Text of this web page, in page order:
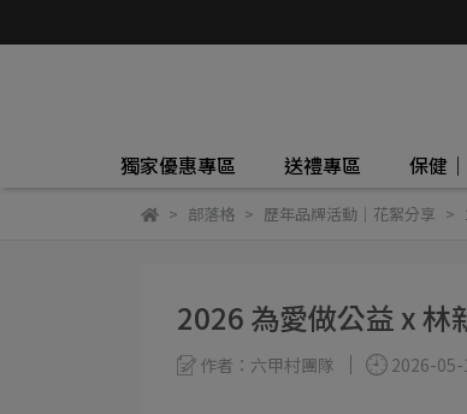
獨家優惠專區 送禮專區 保健
部落格 歷年品牌活動｜花絮分享
2026 為愛做公益 x 林
作者：六甲村團隊 2026-05-